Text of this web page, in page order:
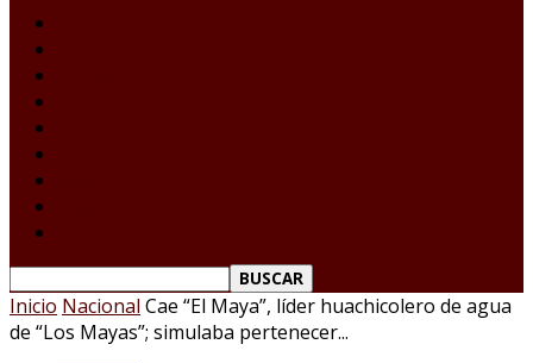
Inicio Nacional Cae “El Maya”, líder huachicolero de agua
de “Los Mayas”; simulaba pertenecer...